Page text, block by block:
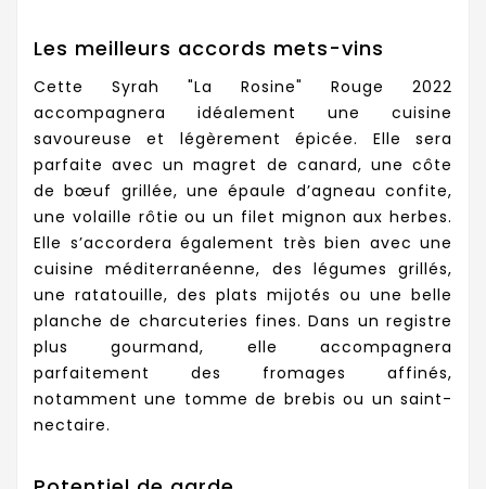
Les meilleurs accords mets-vins
Cette Syrah "La Rosine" Rouge 2022
accompagnera idéalement une cuisine
savoureuse et légèrement épicée. Elle sera
parfaite avec un magret de canard, une côte
de bœuf grillée, une épaule d’agneau confite,
une volaille rôtie ou un filet mignon aux herbes.
Elle s’accordera également très bien avec une
cuisine méditerranéenne, des légumes grillés,
une ratatouille, des plats mijotés ou une belle
planche de charcuteries fines. Dans un registre
plus gourmand, elle accompagnera
parfaitement des fromages affinés,
notamment une tomme de brebis ou un saint-
nectaire.